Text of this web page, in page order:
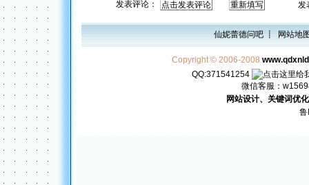
发表评论： 发表
仙妮蕾德问吧┋网站地
Copyright © 2006-2008
QQ:371541254
微信客服：
网站设计、关键词优